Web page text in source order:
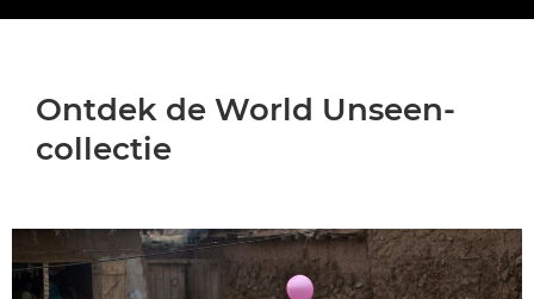
Ontdek de World Unseen-
collectie